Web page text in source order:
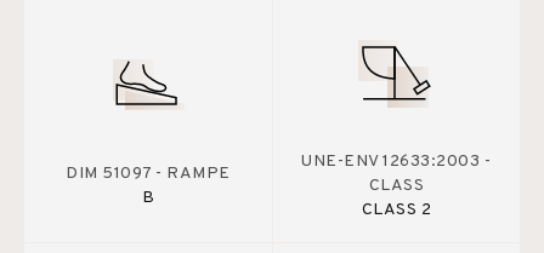
DIM 51097 - RAMPE
B
UNE-ENV 12633:2003 -
CLASS
CLASS 2